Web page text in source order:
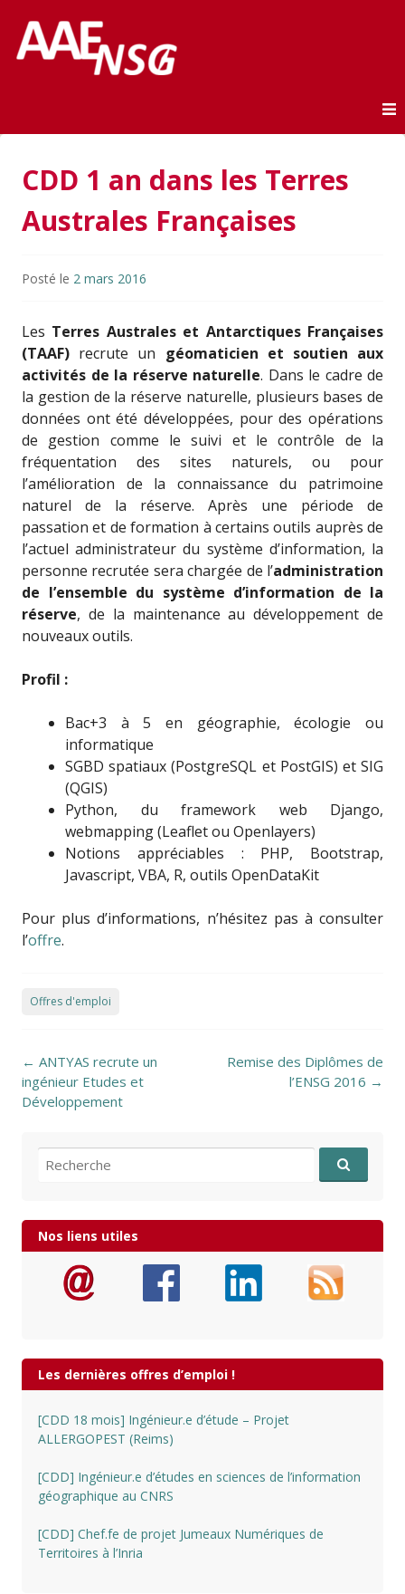
AAE-ENSG
CDD 1 an dans les Terres
Australes Françaises
Posté le 2 mars 2016
Les Terres Australes et Antarctiques Françaises
(TAAF) recrute un géomaticien et soutien aux
activités de la réserve naturelle. Dans le cadre de
la gestion de la réserve naturelle, plusieurs bases de
données ont été développées, pour des opérations
de gestion comme le suivi et le contrôle de la
fréquentation des sites naturels, ou pour
l’amélioration de la connaissance du patrimoine
naturel de la réserve. Après une période de
passation et de formation à certains outils auprès de
l’actuel administrateur du système d’information, la
personne recrutée sera chargée de l’administration
de l’ensemble du système d’information de la
réserve, de la maintenance au développement de
nouveaux outils.
Profil :
Bac+3 à 5 en géographie, écologie ou
informatique
SGBD spatiaux (PostgreSQL et PostGIS) et SIG
(QGIS)
Python, du framework web Django,
webmapping (Leaflet ou Openlayers)
Notions appréciables : PHP, Bootstrap,
Javascript, VBA, R, outils OpenDataKit
Pour plus d’informations, n’hésitez pas à consulter
l’offre.
Offres d'emploi
Post navigation
← ANTYAS recrute un
ingénieur Etudes et
Développement
Remise des Diplômes de
l’ENSG 2016 →
Recherche pour:
Nos liens utiles
Les dernières offres d’emploi !
[CDD 18 mois] Ingénieur.e d’étude – Projet
ALLERGOPEST (Reims)
[CDD] Ingénieur.e d’études en sciences de l’information
géographique au CNRS
[CDD] Chef.fe de projet Jumeaux Numériques de
Territoires à l’Inria